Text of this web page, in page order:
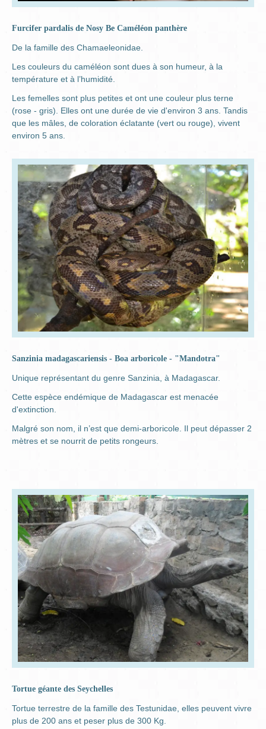
Furcifer pardalis de Nosy Be Caméléon panthère
De la famille des Chamaeleonidae.
Les couleurs du caméléon sont dues à son humeur, à la
température et à l’humidité.
Les femelles sont plus petites et ont une couleur plus terne
(rose - gris). Elles ont une durée de vie d'environ 3 ans. Tandis
que les mâles, de coloration éclatante (vert ou rouge), vivent
environ 5 ans.
Sanzinia madagascariensis - Boa arboricole - "Mandotra"
Unique représentant du genre Sanzinia, à Madagascar.
Cette espèce endémique de Madagascar est menacée
d'extinction.
Malgré son nom, il n’est que demi-arboricole. Il peut dépasser 2
mètres et se nourrit de petits rongeurs.
Tortue géante des Seychelles
Tortue terrestre de la famille des Testunidae, elles peuvent vivre
plus de 200 ans et peser plus de 300 Kg.